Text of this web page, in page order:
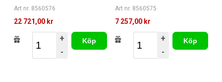
Art nr. 8560576
22 721,00 kr
+
-
Köp
Art nr. 8560575
7 257,00 kr
+
-
Köp